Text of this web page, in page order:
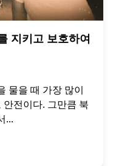
지키고 보호하여
물을 때 가장 많이
전이다. 그만큼 북
...